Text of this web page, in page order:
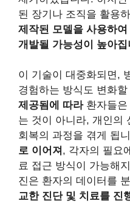
된 장기나 조직을 활용
제작된 모델을 사용하
개발될 가능성이 높아집
이 기술이 대중화되면,
경험하는 방식도 변화
제공됨에 따라환자들은
는 것이 아니라, 개인의
회복의 과정을 겪게 됩
로 이어져 , 각자의 필요
료 접근 방식이 가능해
진은 환자의 데이터를
교한 진단 및 치료를 진